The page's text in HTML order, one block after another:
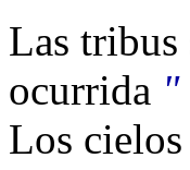
Las tribus
ocurrida "
Los cielos